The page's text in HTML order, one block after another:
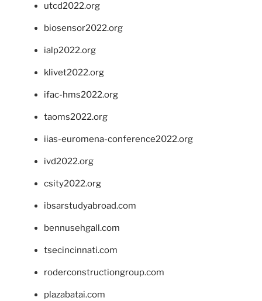
utcd2022.org
biosensor2022.org
ialp2022.org
klivet2022.org
ifac-hms2022.org
taoms2022.org
iias-euromena-conference2022.org
ivd2022.org
csity2022.org
ibsarstudyabroad.com
bennusehgall.com
tsecincinnati.com
roderconstructiongroup.com
plazabatai.com